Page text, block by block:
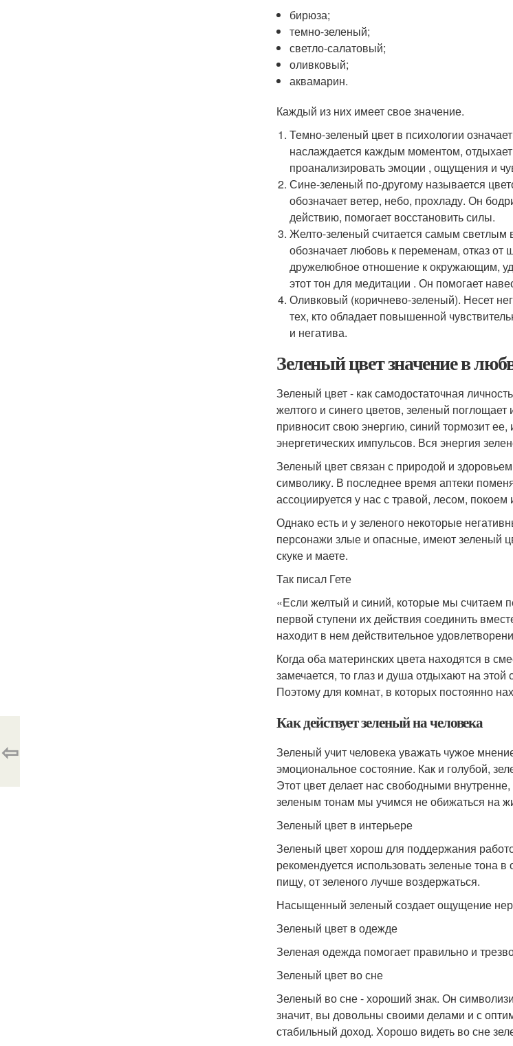
бирюза;
темно-зеленый;
светло-салатовый;
оливковый;
аквамарин.
Каждый из них имеет свое значение.
Темно-зеленый цвет в психологии
наслаждается каждым моментом,
проанализировать эмоции , ощущения и
Сине-зеленый по-другому называется
обозначает ветер, небо, прохладу. Он
действию, помогает восстановить силы.
Желто-зеленый считается самым светлым
обозначает любовь к переменам, отказ
дружелюбное отношение к окружающим,
этот тон для медитации . Он помогает
Оливковый (коричнево-зеленый). Несет
тех, кто обладает повышенной
и негатива.
Зеленый цвет значение в
Зеленый цвет - как самодостаточная
желтого и синего цветов, зеленый
привносит свою энергию, синий тормозит
энергетических импульсов. Вся энергия
Зеленый цвет связан с природой и
символику. В последнее время аптеки
ассоциируется у нас с травой, лесом, покоем
Однако есть и у зеленого некоторые
персонажи злые и опасные, имеют зеленый
скуке и маете.
Так писал Гете
«Если желтый и синий, которые мы считаем
первой ступени их действия соединить
находит в нем действительное
Когда оба материнских цвета находятся в
замечается, то глаз и душа отдыхают на
Поэтому для комнат, в которых постоянно
Как действует зеленый на человека
Зеленый учит человека уважать чужое
эмоциональное состояние. Как и голубой,
Этот цвет делает нас свободными
зеленым тонам мы учимся не обижаться на
Зеленый цвет в интерьере
Зеленый цвет хорош для поддержания
рекомендуется использовать зеленые тона
пищу, от зеленого лучше воздержаться.
Насыщенный зеленый создает ощущение
Зеленый цвет в одежде
Зеленая одежда помогает правильно и
Зеленый цвет во сне
Зеленый во сне - хороший знак. Он
значит, вы довольны своими делами и с
стабильный доход. Хорошо видеть во сне
⇦